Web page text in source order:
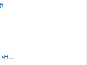
...
बन...